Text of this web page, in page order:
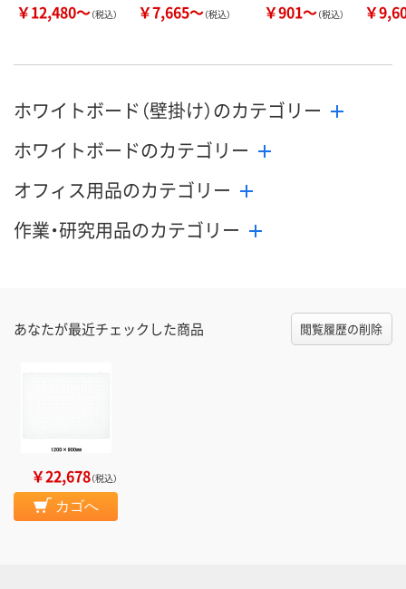
￥12,480～（税込） ￥7,665～（税込） ￥901～（税込） ￥
ホワイトボード（壁掛け）のカテゴリー
ホワイトボードのカテゴリー
オフィス用品のカテゴリー
作業・研究用品のカテゴリー
あなたが最近チェックした商品 閲覧履歴の削除
￥22,678（税込）
カゴへ